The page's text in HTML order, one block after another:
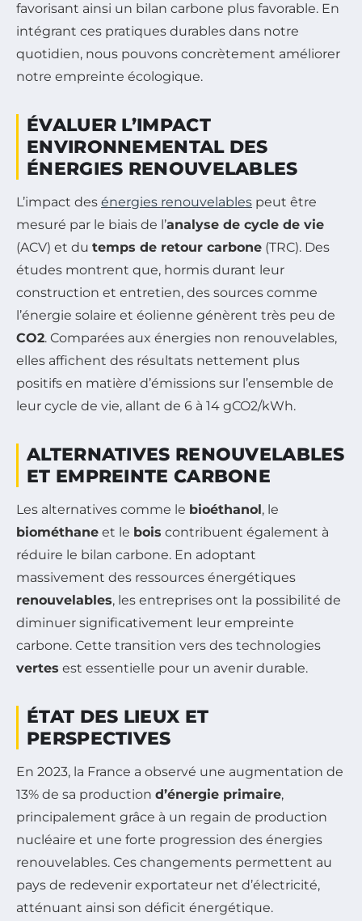
favorisant ainsi un bilan carbone plus favorable. En
intégrant ces pratiques durables dans notre
quotidien, nous pouvons concrètement améliorer
notre empreinte écologique.
ÉVALUER L’IMPACT
ENVIRONNEMENTAL DES
ÉNERGIES RENOUVELABLES
L’impact des énergies renouvelables peut être
mesuré par le biais de l’analyse de cycle de vie
(ACV) et du temps de retour carbone (TRC). Des
études montrent que, hormis durant leur
construction et entretien, des sources comme
l’énergie solaire et éolienne génèrent très peu de
CO2. Comparées aux énergies non renouvelables,
elles affichent des résultats nettement plus
positifs en matière d’émissions sur l’ensemble de
leur cycle de vie, allant de 6 à 14 gCO2/kWh.
ALTERNATIVES RENOUVELABLES
ET EMPREINTE CARBONE
Les alternatives comme le bioéthanol , le
biométhane et le bois contribuent également à
réduire le bilan carbone. En adoptant
massivement des ressources énergétiques
renouvelables, les entreprises ont la possibilité de
diminuer significativement leur empreinte
carbone. Cette transition vers des technologies
vertes est essentielle pour un avenir durable.
ÉTAT DES LIEUX ET
PERSPECTIVES
En 2023, la France a observé une augmentation de
13% de sa production d’énergie primaire,
principalement grâce à un regain de production
nucléaire et une forte progression des énergies
renouvelables. Ces changements permettent au
pays de redevenir exportateur net d’électricité,
atténuant ainsi son déficit énergétique.